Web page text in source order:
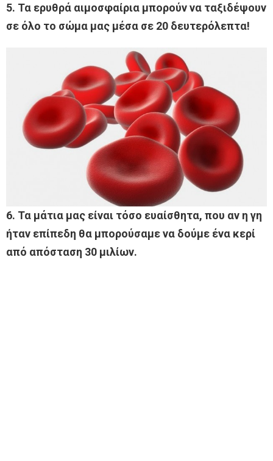
5. Τα ερυθρά αιμοσφαίρια μπορούν να ταξιδέψουν
σε όλο το σώμα μας μέσα σε 20 δευτερόλεπτα!
6. Τα μάτια μας είναι τόσο ευαίσθητα, που αν η γη
ήταν επίπεδη θα μπορούσαμε να δούμε ένα κερί
από απόσταση 30 μιλίων.